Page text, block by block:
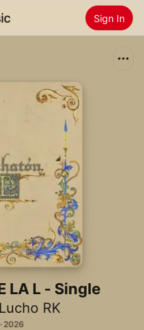
Sign In
Music
LA L - Single
Lucho RK
2026